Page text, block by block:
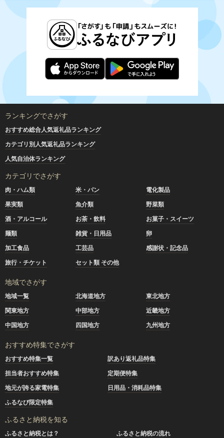
ランキングでさがす
おすすめ総合人気返礼品ランキング
カテゴリ別人気返礼品ランキング
人気自治体ランキング
カテゴリでさがす
肉・ハム類 米・パン
電化製品
果実類
魚介類
野菜類
酒・アルコール
お茶・飲料
お菓子・スイーツ
麺類
雑貨・日用品
卵
加工食品
工芸品
感謝状・記念品
旅行・チケット
セット類 その他
地域でさがす
地域一覧 北海道地方
東北地方
関東地方
中部地方
近畿地方
中国地方
四国地方 九州地方
おすすめ特集でさがす
おすすめ特集一覧
訳あり返礼品特集
担当者おすすめ特集
定期便特集
地元が誇る家電特集
日用品・消耗品特集
ふるなび限定特集
ふるさと納税を知る
ふるさと納税とは？
ふるさと納税の流れ